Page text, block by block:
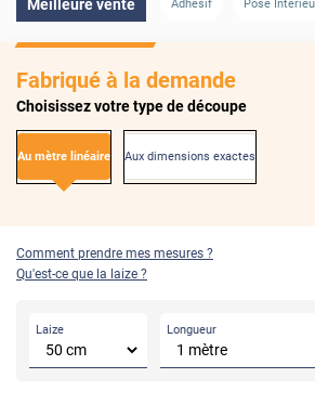
Meilleure vente Adhesif Pose
Fabriqué à la demande
Choisissez votre type de découpe
Au mètre linéaire Aux dimensions exactes
Comment prendre mes mesures ?
Qu'est-ce que la laize ?
Laize Longueur